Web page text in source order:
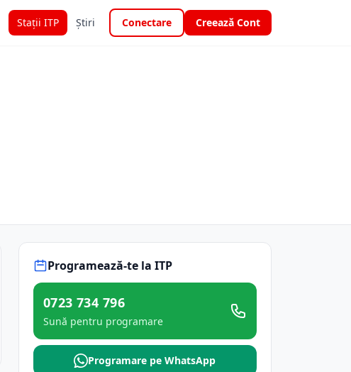
Stații ITP Știri Conectare Creează Cont
Programează-te la ITP
0723 734 796
Sună pentru programare
Programare pe WhatsApp